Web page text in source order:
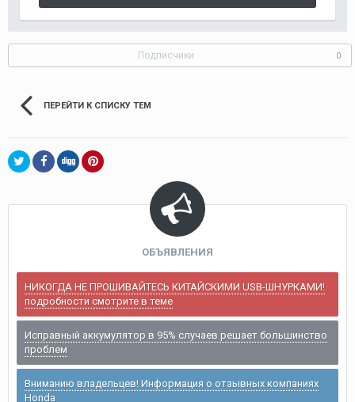
Подписчики 0
ПЕРЕЙТИ К СПИСКУ ТЕМ
ОБЪЯВЛЕНИЯ
НИКОГДА НЕ ПРОШИВАЙТЕСЬ КИТАЙСКИМИ USB-ШНУРКАМИ!
подробности смотрите в теме
Исправный аккумулятор в 95% случаев решает большинство
проблем
Вниманию владельцев! Информация о отзывных компаниях
Honda